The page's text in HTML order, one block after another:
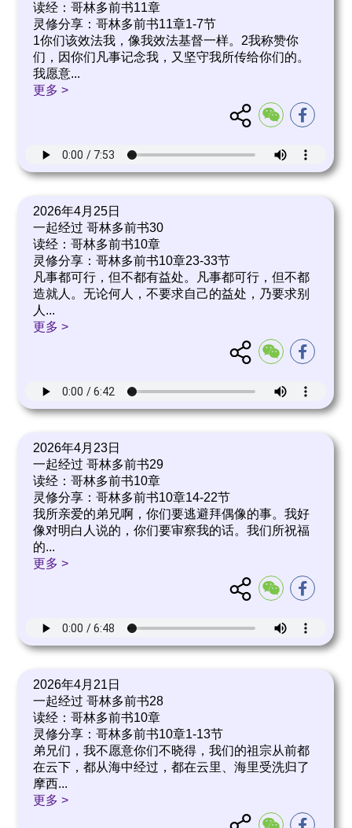
读经：哥林多前书11章
灵修分享：哥林多前书11章1-7节
1你们该效法我，像我效法基督一样。2我称赞你
们，因你们凡事记念我，又坚守我所传给你们的。
我愿意...
更多 >
2026年4月25日
一起经过 哥林多前书30
读经：哥林多前书10章
灵修分享：哥林多前书10章23-33节
凡事都可行，但不都有益处。凡事都可行，但不都
造就人。无论何人，不要求自己的益处，乃要求别
人 ...
更多 >
2026年4月23日
一起经过 哥林多前书29
读经：哥林多前书10章
灵修分享：哥林多前书10章14-22节
我所亲爱的弟兄啊，你们要逃避拜偶像的事。我好
像对明白人说的，你们要审察我的话。我们所祝福
的...
更多 >
2026年4月21日
一起经过 哥林多前书28
读经：哥林多前书10章
灵修分享：哥林多前书10章1-13节
弟兄们，我不愿意你们不晓得，我们的祖宗从前都
在云下，都从海中经过，都在云里、海里受洗归了
摩西...
更多 >